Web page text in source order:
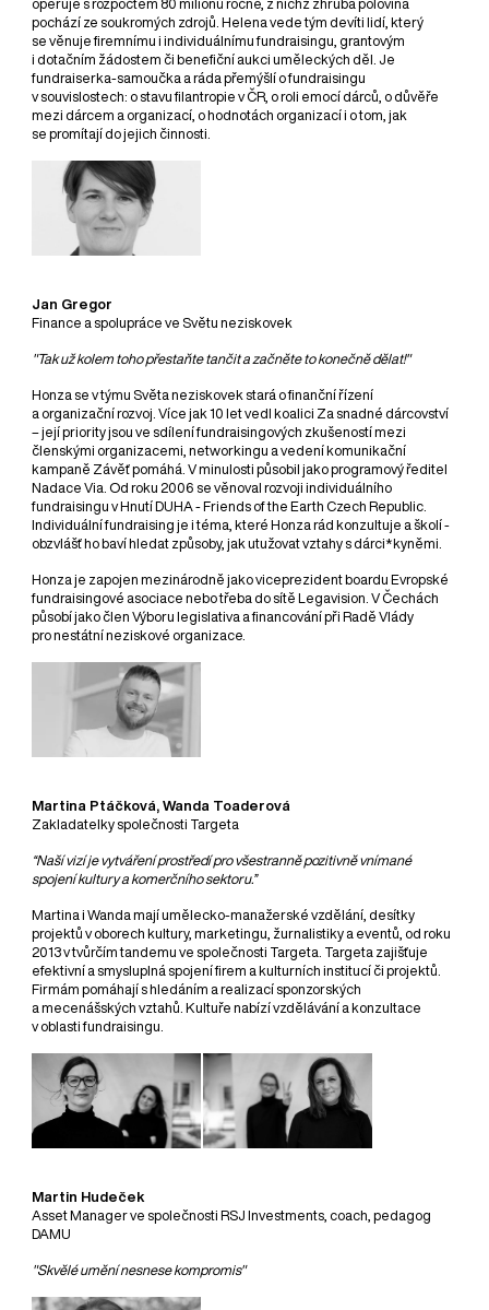
operuje s rozpočtem 80 milionů ročně, z nichž zhruba polovina
pochází ze soukromých zdrojů. Helena vede tým devíti lidí, který
se věnuje firemnímu i individuálnímu fundraisingu, grantovým
i dotačním žádostem či benefiční aukci uměleckých děl. Je
fundraiserka-samoučka a ráda přemýšlí o fundraisingu
v souvislostech: o stavu filantropie v ČR, o roli emocí dárců, o důvěře
mezi dárcem a organizací, o hodnotách organizací i o tom, jak
se promítají do jejich činnosti.
Jan Gregor
Finance a spolupráce ve Světu neziskovek
"Tak už kolem toho přestaňte tančit a začněte to konečně dělat!"
Honza se v týmu Světa neziskovek stará o finanční řízení
a organizační rozvoj. Více jak 10 let vedl koalici Za snadné dárcovství
– její priority jsou ve sdílení fundraisingových zkušeností mezi
členskými organizacemi, networkingu a vedení komunikační
kampaně Závěť pomáhá. V minulosti působil jako programový ředitel
Nadace Via. Od roku 2006 se věnoval rozvoji individuálního
fundraisingu v Hnutí DUHA - Friends of the Earth Czech Republic.
Individuální fundraising je i téma, které Honza rád konzultuje a školí -
obzvlášť ho baví hledat způsoby, jak utužovat vztahy s dárci*kyněmi.
Honza je zapojen mezinárodně jako viceprezident boardu Evropské
fundraisingové asociace nebo třeba do sítě Legavision. V Čechách
působí jako člen Výboru legislativa a financování při Radě Vlády
pro nestátní neziskové organizace.
Martina Ptáčková, Wanda Toaderová
Zakladatelky společnosti Targeta
“Naší vizí je vytváření prostředí pro všestranně pozitivně vnímané
spojení kultury a komerčního sektoru.”
Martina i Wanda mají umělecko-manažerské vzdělání, desítky
projektů v oborech kultury, marketingu, žurnalistiky a eventů, od roku
2013 v tvůrčím tandemu ve společnosti Targeta. Targeta zajišťuje
efektivní a smysluplná spojení firem a kulturních institucí či projektů.
Firmám pomáhají s hledáním a realizací sponzorských
a mecenášských vztahů. Kultuře nabízí vzdělávání a konzultace
v oblasti fundraisingu.
Martin Hudeček
Asset Manager ve společnosti RSJ Investments, coach, pedagog
DAMU
"Skvělé umění nesnese kompromis"